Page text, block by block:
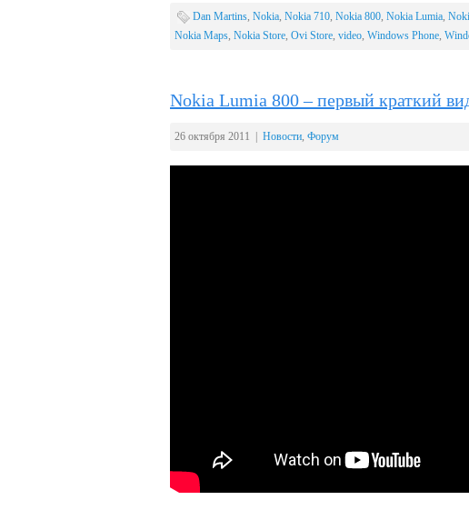
Dan Martins, Nokia, Nokia 710, Nokia 800, Nokia Lumia,
Nokia Maps, Nokia Store, Ovi Store, video, Windows Phone,
Nokia Lumia 800 – первый краткий
26 октября 2011 | Новости, Форум